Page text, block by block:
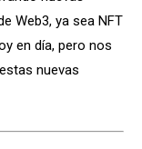
Web3, ya sea NFT
en día, pero nos
nuevas